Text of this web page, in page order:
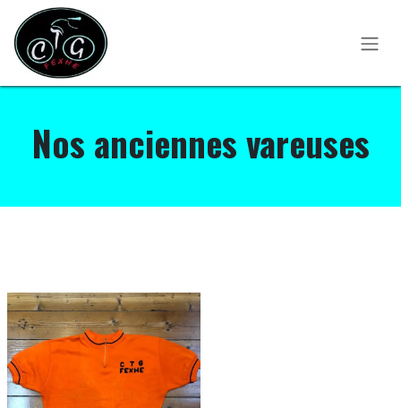
Se rendre au contenu
Nos anciennes vareuses